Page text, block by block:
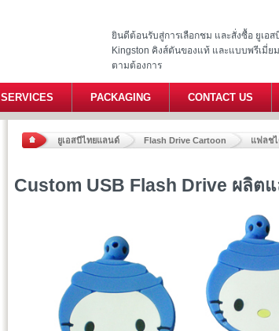
ยินดีต้อนรับสู่การเลือกชม และสั่งซื้อ ยูเอ
Kingston คิงส์ตันของแท้ และแบบพรีเมี่
ตามต้องการ
SERVICES PACKAGING CONTACT US
ยูเอสบีไทยแลนด์ Flash Drive Cartoon แฟลช
Custom USB Flash Drive ผลิต